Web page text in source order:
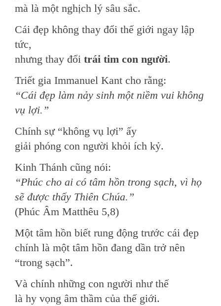
mà là một nghịch lý sâu sắc.
Cái đẹp không thay đổi thế giới ngay lập
tức,
nhưng thay đổi trái tim con người.
Triết gia Immanuel Kant cho rằng:
“Cái đẹp làm nảy sinh một niềm vui không
vụ lợi.”
Chính sự “không vụ lợi” ấy
giải phóng con người khỏi ích kỷ.
Kinh Thánh cũng nói:
“Phúc cho ai có tâm hồn trong sạch, vì họ
sẽ được thấy Thiên Chúa.”
(Phúc Âm Matthêu 5,8)
Một tâm hồn biết rung động trước cái đẹp
chính là một tâm hồn đang dần trở nên
“trong sạch”.
Và chính những con người như thế
là hy vọng âm thầm của thế giới.